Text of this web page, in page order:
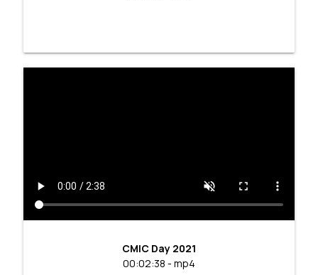
CMIC Day 2021
00:02:38 - mp4